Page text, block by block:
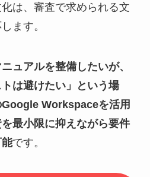
は、審査で求められる文
ます。
ュアルを整備したいが、
は避けたい」という場
Workspaceを活用
最小限に抑えながら要件
です。